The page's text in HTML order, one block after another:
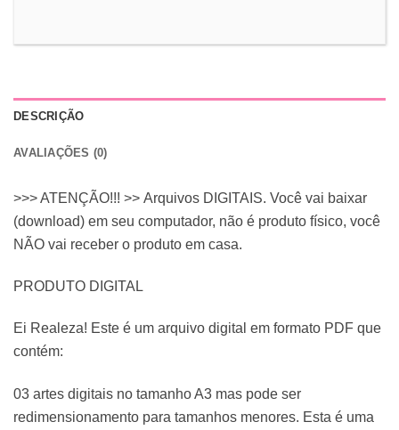
DESCRIÇÃO
AVALIAÇÕES (0)
>>> ATENÇÃO!!! >> Arquivos DIGITAIS. Você vai baixar
(download) em seu computador, não é produto físico, você
NÃO vai receber o produto em casa.
PRODUTO DIGITAL
Ei Realeza! Este é um arquivo digital em formato PDF que
contém:
03 artes digitais no tamanho A3 mas pode ser
redimensionamento para tamanhos menores. Esta é uma